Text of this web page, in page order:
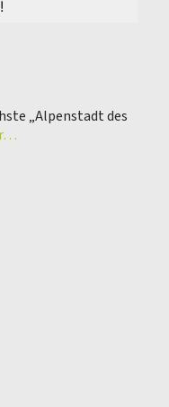
„Alpenstadt des